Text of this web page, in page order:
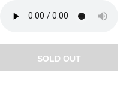
SOLD OUT